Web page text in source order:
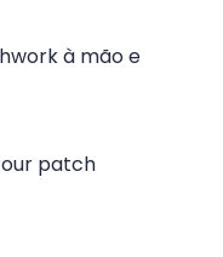
à mão e
patch